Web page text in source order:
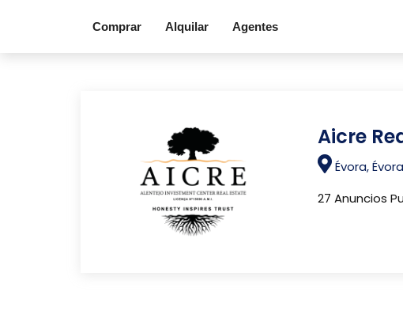
Comprar Alquilar Agentes
Aicre
Évora,
27 Anuncios